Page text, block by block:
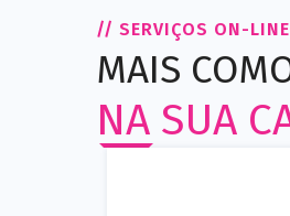
// SERVIÇOS ON-LINE
MAIS
NA SUA